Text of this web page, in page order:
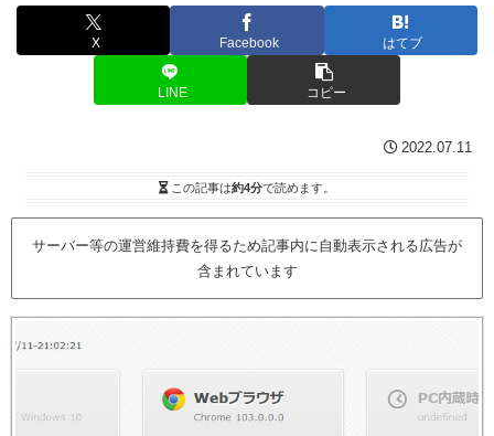
X Facebook はてブ
LINE コピー
2022.07.11
この記事は約4分で読めます。
サーバー等の運営維持費を得るため記事内に自動表示される広告が
含まれています